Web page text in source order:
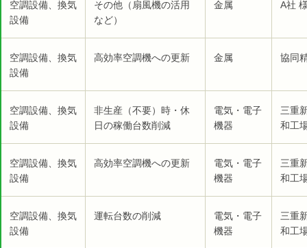
空調設備、換気
設備
その他（扇風機の活用
など）
金属 A社
空調設備、換気
設備
高効率空調機への更新 金属 協同
空調設備、換気
設備
非生産（不要）時・休
日の稼働台数削減
電気・電子
機器
三重
和工
空調設備、換気
設備
高効率空調機への更新
電気・電子
機器
三重
和工
空調設備、換気
設備
運転台数の削減
電気・電子
機器
三重
和工